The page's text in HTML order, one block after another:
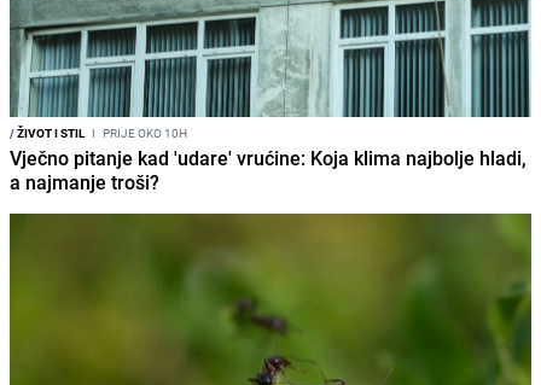
/ŽIVOT I STIL I PRIJE OKO 10H
Vječno pitanje kad 'udare' vrućine: Koja klima najbolje hladi,
a najmanje troši?